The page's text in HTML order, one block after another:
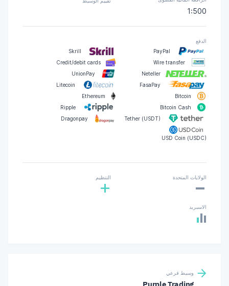
1:500
الدفع
PayPal
Skrill
Wire transfer
Credit/debit cards
Neteller
UnionPay
FasaPay
Litecoin
Bitcoin
Ethereum
Bitcoin Cash
Ripple
Tether (USDT)
Dragonpay
USD Coin (USDC)
الولايات المتحدة
- التنظيم
+
الاسبريد
وسيط فرعي